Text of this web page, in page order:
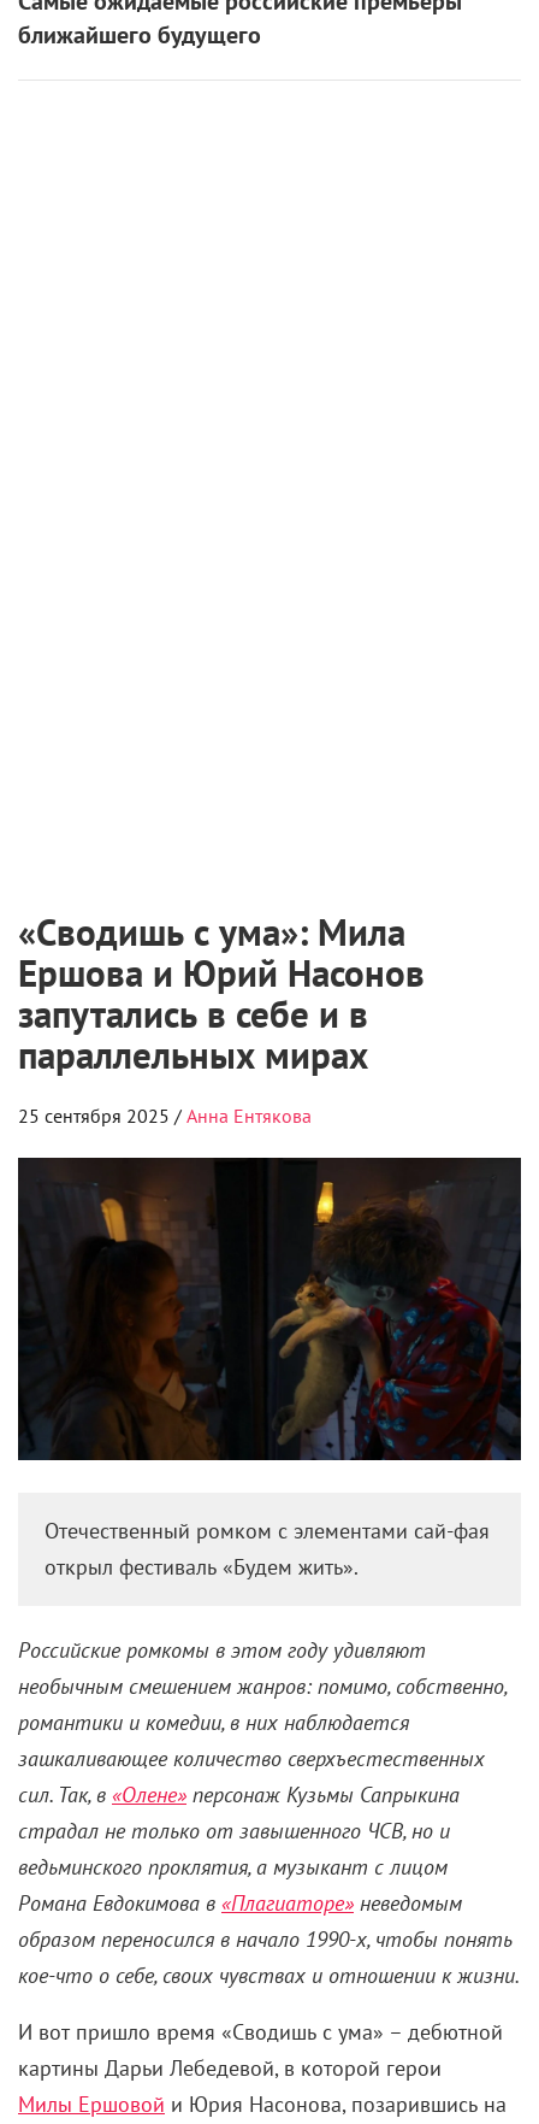
ближайшего будущего
«Сводишь с ума»: Мила
Ершова и Юрий Насонов
запутались в себе и в
параллельных мирах
25 сентября 2025 / Анна Ентякова
Отечественный ромком с элементами сай-фая
открыл фестиваль «Будем жить».
Российские ромкомы в этом году удивляют
необычным смешением жанров: помимо, собственно,
романтики и комедии, в них наблюдается
зашкаливающее количество сверхъестественных
сил. Так, в «Олене» персонаж Кузьмы Сапрыкина
страдал не только от завышенного ЧСВ, но и
ведьминского проклятия, а музыкант с лицом
Романа Евдокимова в «Плагиаторе» неведомым
образом переносился в начало 1990-х, чтобы понять
кое-что о себе, своих чувствах и отношении к жизни.
И вот пришло время «Сводишь с ума» – дебютной
картины Дарьи Лебедевой, в которой герои
Милы Ершовой и Юрия Насонова, позарившись на